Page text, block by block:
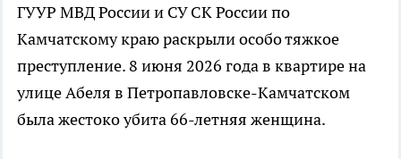
ГУУР МВД России и СУ СК России по
Камчатскому краю раскрыли особо тяжкое
преступление. 8 июня 2026 года в квартире на
улице Абеля в Петропавловске-Камчатском
была жестоко убита 66-летняя женщина.